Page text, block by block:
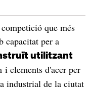
que més
capacitat per a
utilitzant
elements d'acer per
industrial de la ciutat